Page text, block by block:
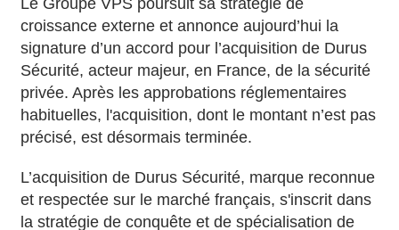
Le Groupe VPS poursuit sa stratégie de
croissance externe et annonce aujourd’hui la
signature d’un accord pour l’acquisition de Durus
Sécurité, acteur majeur, en France, de la sécurité
privée. Après les approbations réglementaires
habituelles, l'acquisition, dont le montant n’est pas
précisé, est désormais terminée.
L’acquisition de Durus Sécurité, marque reconnue
et respectée sur le marché français, s'inscrit dans
la stratégie de conquête et de spécialisation de